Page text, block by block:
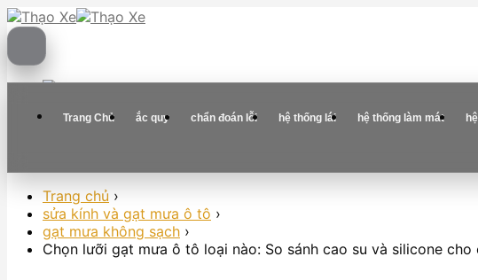
Skip
to
Trang Chủ ắc quy chẩn đoán lỗi hệ thống lái hệ thống làm mát
Trang chủ ›
sửa kính và gạt mưa ô tô ›
gạt mưa không sạch ›
Chọn lưỡi gạt mưa ô tô loại nào: So sánh cao su và silicone cho